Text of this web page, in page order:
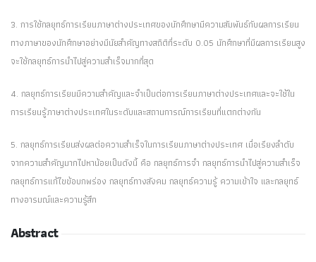
3. การใช้กลยุทธ์การเรียนภาษาต่างประเทศของนักศึกษามีความสัมพันธ์กับผลการเรียน
ทางภาษาของนักศึกษาอย่างมีนัยสำคัญทางสถิติที่ระดับ 0.05 นักศึกษาที่มีผลการเรียนสูง
จะใช้กลยุทธ์การนำไปสู่ความสำเร็จมากที่สุด
4. กลยุทธ์การเรียนมีความสำคัญและจำเป็นต่อการเรียนภาษาต่างประเทศและจะใช้ใน
การเรียนรู้ภาษาต่างประเทศในระดับและสถานการณ์การเรียนที่แตกต่างกัน
5. กลยุทธ์การเรียนส่งผลต่อความสำเร็จในการเรียนภาษาต่างประเทศ เมื่อเรียงลำดับ
จากความสำคัญมากไปหาน้อยเป็นดังนี้ คือ กลยุทธ์การจำ กลยุทธ์การนำไปสู่ความสำเร็จ
กลยุทธ์การแก้ไขข้อบกพร่อง กลยุทธ์ทางสังคม กลยุทธ์ความรู้ ความเข้าใจ และกลยุทธ์
ทางอารมณ์และความรู้สึก
Abstract